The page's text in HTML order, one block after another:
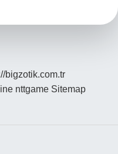
bigzotik.com.tr
nttgame Sitemap